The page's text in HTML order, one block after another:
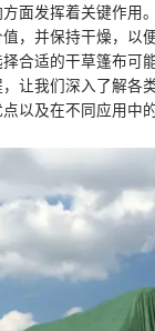
面发挥着关键作用
，并保持干燥，以
合适的干草篷布可
让我们深入了解各
以及在不同应用中的